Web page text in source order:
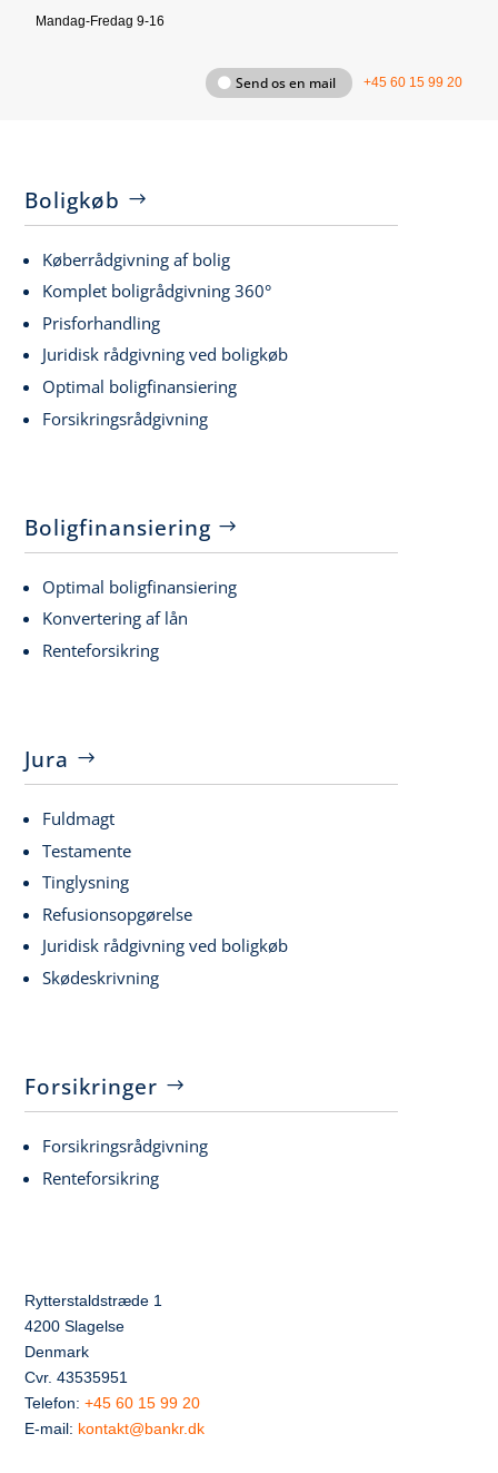
Mandag-Fredag 9-16
Send os en mail +45 60 15 99 20
Boligkøb
Køberrådgivning af bolig
Komplet boligrådgivning 360°
Prisforhandling
Juridisk rådgivning ved boligkøb
Optimal boligfinansiering
Forsikringsrådgivning
Boligfinansiering
Optimal boligfinansiering
Konvertering af lån
Renteforsikring
Jura
Fuldmagt
Testamente
Tinglysning
Refusionsopgørelse
Juridisk rådgivning ved boligkøb
Skødeskrivning
Forsikringer
Forsikringsrådgivning
Renteforsikring
Rytterstaldstræde 1
4200 Slagelse
Denmark
Cvr. 43535951
Telefon:+45 60 15 99 20
E-mail: kontakt@bankr.dk